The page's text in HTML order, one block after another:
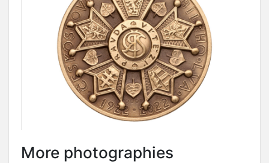
More photographies